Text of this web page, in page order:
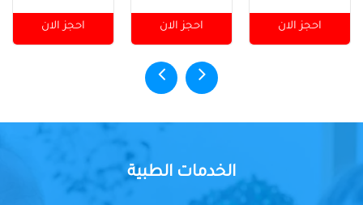
احجز الان احجز الان احجز الان
الخدمات الطبية